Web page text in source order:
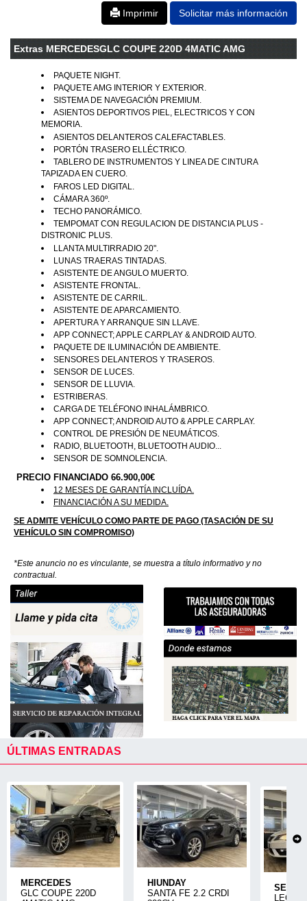
Imprimir Solicitar más información
Extras MERCEDESGLC COUPE 220D 4MATIC AMG
PAQUETE NIGHT.
PAQUETE AMG INTERIOR Y EXTERIOR.
SISTEMA DE NAVEGACIÓN PREMIUM.
ASIENTOS DEPORTIVOS PIEL, ELECTRICOS Y CON
MEMORIA.
ASIENTOS DELANTEROS CALEFACTABLES.
PORTÓN TRASERO ELLÉCTRICO.
TABLERO DE INSTRUMENTOS Y LINEA DE CINTURA
TAPIZADA EN CUERO.
FAROS LED DIGITAL.
CÁMARA 360º.
TECHO PANORÁMICO.
TEMPOMAT CON REGULACION DE DISTANCIA PLUS -
DISTRONIC PLUS.
LLANTA MULTIRRADIO 20".
LUNAS TRAERAS TINTADAS.
ASISTENTE DE ANGULO MUERTO.
ASISTENTE FRONTAL.
ASISTENTE DE CARRIL.
ASISTENTE DE APARCAMIENTO.
APERTURA Y ARRANQUE SIN LLAVE.
APP CONNECT; APPLE CARPLAY & ANDROID AUTO.
PAQUETE DE ILUMINACIÓN DE AMBIENTE.
SENSORES DELANTEROS Y TRASEROS.
SENSOR DE LUCES.
SENSOR DE LLUVIA.
ESTRIBERAS.
CARGA DE TELÉFONO INHALÁMBRICO.
APP CONNECT; ANDROID AUTO & APPLE CARPLAY.
CONTROL DE PRESIÓN DE NEUMÁTICOS.
RADIO, BLUETOOTH, BLUETOOTH AUDIO...
SENSOR DE SOMNOLENCIA.
PRECIO FINANCIADO 66.900,00€
12 MESES DE GARANTÍA INCLUÍDA.
FINANCIACIÓN A SU MEDIDA.
SE ADMITE VEHÍCULO COMO PARTE DE PAGO (TASACIÓN DE SU
VEHÍCULO SIN COMPROMISO)
*Este anuncio no es vinculante, se muestra a título informativo y no
contractual.
ÚLTIMAS ENTRADAS
MERCEDES
GLC COUPE 220D
HIUNDAY
SANTA FE 2.2 CRDI
SEAT
LEON